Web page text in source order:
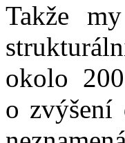
Takže
okolo
o zvýšení